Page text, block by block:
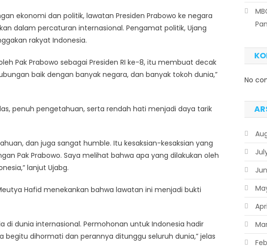
ekonomi dan politik, lawatan Presiden Prabowo ke negara
dalam percaturan internasional. Pengamat politik, Ujang
rakyat Indonesia.
Pak Prabowo sebagai Presiden RI ke-8, itu membuat decak
baik dengan banyak negara, dan banyak tokoh dunia,”
penuh pengetahuan, serta rendah hati menjadi daya tarik
dan juga sangat humble. Itu kesaksian-kesaksian yang
Pak Prabowo. Saya melihat bahwa apa yang dilakukan oleh
lanjut Ujabg.
Hafid menekankan bahwa lawatan ini menjadi bukti
di dunia internasional. Permohonan untuk Indonesia hadir
dihormati dan perannya ditunggu seluruh dunia,” jelas
No